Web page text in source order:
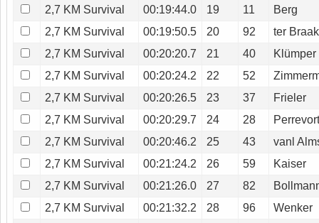
2,7 KM Survival
00:19:44.0 19 11
Berg
2,7 KM Survival
00:19:50.5 20 92
ter Braak
2,7 KM Survival
00:20:20.7 21 40
Klümper
2,7 KM Survival
00:20:24.2 22 52
2,7 KM Survival
00:20:26.5 23 37
Frieler
2,7 KM Survival
00:20:29.7 24 28
2,7 KM Survival
00:20:46.2 25 43
vanl
2,7 KM Survival
00:21:24.2 26 59
Kaiser
2,7 KM Survival
00:21:26.0 27 82
2,7 KM Survival
00:21:32.2 28 96
Wenker